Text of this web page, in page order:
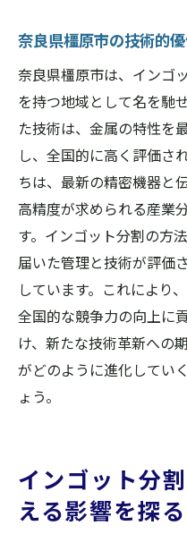
奈良県橿原市の技術的
奈良県橿原市は、インゴ
を持つ地域として名を馳
た技術は、金属の特性を
し、全国的に高く評価さ
ちは、最新の精密機器と
高精度が求められる産業
す。インゴット分割の方
届いた管理と技術が評価
しています。これにより
全国的な競争力の向上に
け、新たな技術革新への
がどのように進化してい
ょう。
インゴット分
える影響を探る